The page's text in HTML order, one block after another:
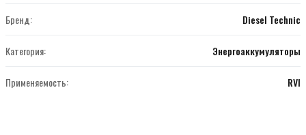
Бренд: Diesel Technic
Категория: Энергоаккумуляторы
Применяемость: RVI